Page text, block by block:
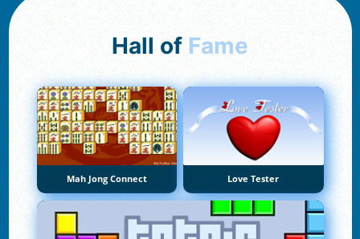
Hall of Fame
Mah Jong Connect Love Tester